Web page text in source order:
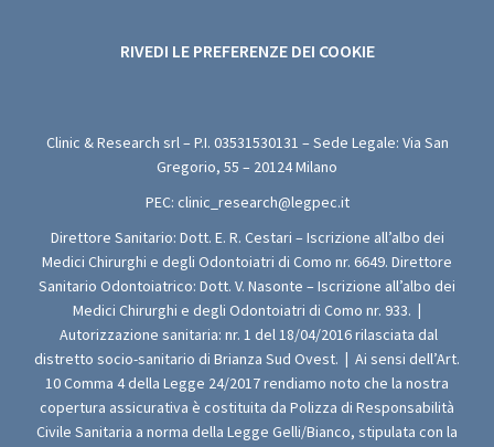
RIVEDI LE PREFERENZE DEI COOKIE
Clinic & Research srl – P.I. 03531530131 – Sede Legale: Via San
Gregorio, 55 – 20124 Milano
PEC: clinic_research@legpec.it
Direttore Sanitario: Dott. E. R. Cestari – Iscrizione all’albo dei
Medici Chirurghi e degli Odontoiatri di Como nr. 6649. Direttore
Sanitario Odontoiatrico: Dott. V. Nasonte – Iscrizione all’albo dei
Medici Chirurghi e degli Odontoiatri di Como nr. 933. |
Autorizzazione sanitaria: nr. 1 del 18/04/2016 rilasciata dal
distretto socio-sanitario di Brianza Sud Ovest. | Ai sensi dell’Art.
10 Comma 4 della Legge 24/2017 rendiamo noto che la nostra
copertura assicurativa è costituita da Polizza di Responsabilità
Civile Sanitaria a norma della Legge Gelli/Bianco, stipulata con la